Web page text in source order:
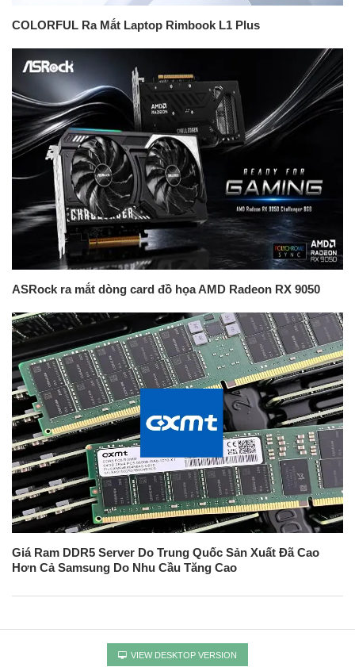
COLORFUL Ra Mắt Laptop Rimbook L1 Plus
ASRock ra mắt dòng card đồ họa AMD Radeon RX 9050
Giá Ram DDR5 Server Do Trung Quốc Sản Xuất Đã Cao
Hơn Cả Samsung Do Nhu Cầu Tăng Cao
VIEW DESKTOP VERSION